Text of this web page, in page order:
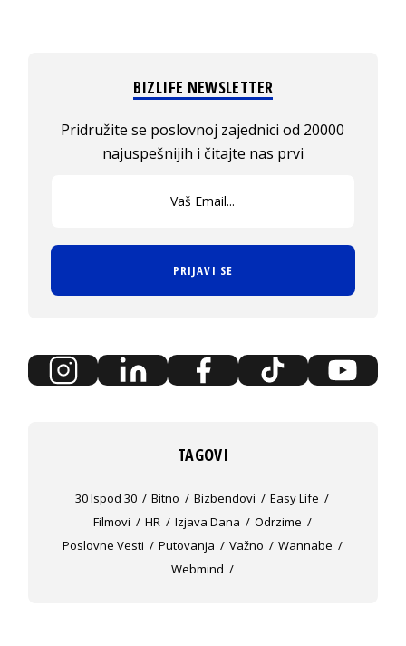
BIZLIFE NEWSLETTER
Pridružite se poslovnoj zajednici od 20000
najuspešnijih i čitajte nas prvi
PRIJAVI SE
TAGOVI
30 Ispod 30 Bitno Bizbendovi
Easy Life
Filmovi
HR Izjava Dana
Odrzime
Poslovne Vesti
Putovanja Važno
Wannabe
Webmind